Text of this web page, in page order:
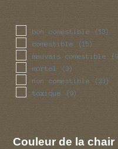
bon comestible (13)
comestible (15)
mauvais comestible
mortel (3)
non comestible (23)
toxique (9)
Couleur de la chair